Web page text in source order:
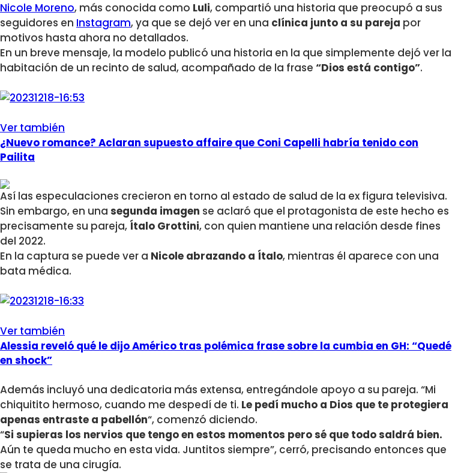
Nicole Moreno, más conocida como Luli, compartió una historia que preocupó a sus
seguidores en Instagram, ya que se dejó ver en una clínica junto a su pareja por
motivos hasta ahora no detallados.
En un breve mensaje, la modelo publicó una historia en la que simplemente dejó ver la
habitación de un recinto de salud, acompañado de la frase “Dios está contigo”.
Ver también
¿Nuevo romance? Aclaran supuesto affaire que Coni Capelli habría tenido con
Pailita
Así las especulaciones crecieron en torno al estado de salud de la ex figura televisiva.
Sin embargo, en una segunda imagen se aclaró que el protagonista de este hecho es
precisamente su pareja, Ítalo Grottini, con quien mantiene una relación desde fines
del 2022.
En la captura se puede ver a Nicole abrazando a Ítalo, mientras él aparece con una
bata médica.
Ver también
Alessia reveló qué le dijo Américo tras polémica frase sobre la cumbia en GH: “Quedé
en shock”
Además incluyó una dedicatoria más extensa, entregándole apoyo a su pareja. “Mi
chiquitito hermoso, cuando me despedí de ti. Le pedí mucho a Dios que te protegiera
apenas entraste a pabellón“, comenzó diciendo.
“Si supieras los nervios que tengo en estos momentos pero sé que todo saldrá bien.
Aún te queda mucho en esta vida. Juntitos siempre”, cerró, precisando entonces que
se trata de una cirugía.